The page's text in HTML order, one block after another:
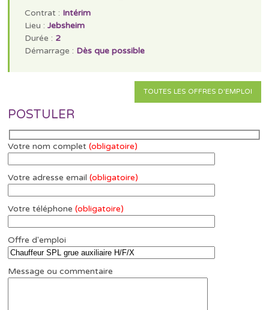
Contrat : Intérim
Lieu :Jebsheim
Durée : 2
Démarrage : Dès que possible
TOUTES LES OFFRES D'EMPLOI
POSTULER
Votre nom complet(obligatoire)
Votre adresse email(obligatoire)
Votre téléphone(obligatoire)
Offre d'emploi
Message ou commentaire